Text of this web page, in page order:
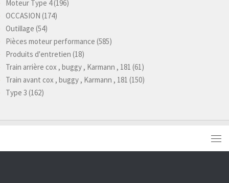
Moteur Type 4(196)
OCCASION (174)
Outillage (54)
Pièces moteur performance (585)
Produits d'entretien (18)
Train arrière cox , buggy , Karmann , 181 (61)
Train avant cox , buggy , Karmann , 181 (150)
Type 3 (162)